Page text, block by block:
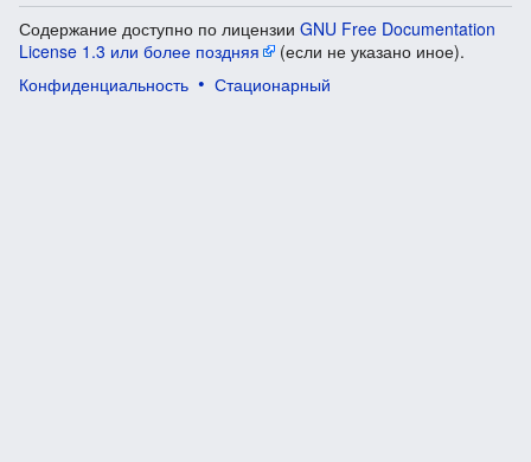
Содержание доступно по лицензии GNU Free Documentation
License 1.3 или более поздняя
(если не указано иное).
Конфиденциальность
Стационарный